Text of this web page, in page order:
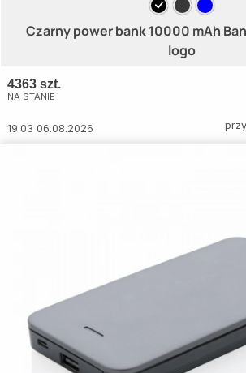
Czarny power bank 10000 mAh
logo
4363 szt.
NA STANIE
19:03 06.08.2026